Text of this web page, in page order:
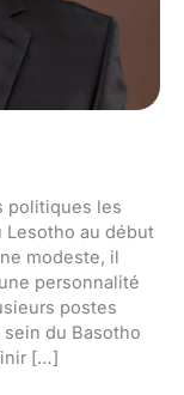
politiques les
au début
modeste, il
personnalité
postes
du Basotho
[…]